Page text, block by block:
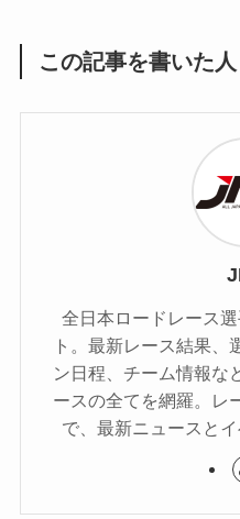
この記事を書いた人
全日本ロードレース
ト。最新レース結果、
ン日程、チーム情報な
ースの全てを網羅。レ
で、最新ニュースと